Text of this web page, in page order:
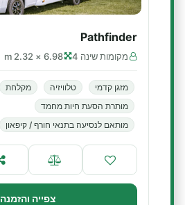
Pathfinder
מקומות שינה 4 6.98 × 2.32 m
מזגן קדמי טלוויזיה מקלחת
מותרת הסעת חיות מחמד
מותאם לנסיעה בתנאי חורף / קיפאון
צפייה והזמנה